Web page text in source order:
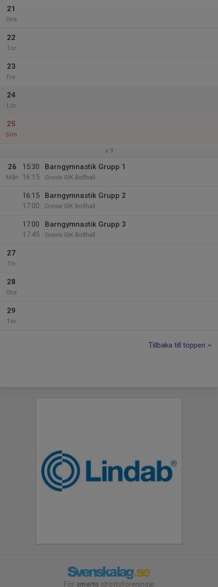
21
Ons
22
Tor
23
Fre
24
Lör
25
Sön
v.9
26
Mån
15:30
16:15
Barngymnastik Grupp 1
Grevie GIK Bollhall
16:15
17:00
Barngymnastik Grupp 2
Grevie GIK Bollhall
17:00
17:45
Barngymnastik Grupp 3
Grevie GIK Bollhall
27
Tis
28
Ons
29
Tor
Tillbaka till toppen
För smarta idrottsföreningar